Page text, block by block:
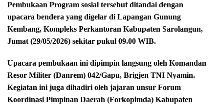
Pembukaan Program sosial tersebut ditandai dengan
upacara bendera yang digelar di Lapangan Gunung
Kembang, Kompleks Perkantoran Kabupaten Sarolangun,
Jumat (29/05/2026) sekitar pukul 09.00 WIB.
Upacara pembukaan ini dipimpin langsung oleh Komandan
Resor Militer (Danrem) 042/Gapu, Brigjen TNI Nyamin.
Kegiatan ini juga dihadiri oleh jajaran unsur Forum
Koordinasi Pimpinan Daerah (Forkopimda) Kabupaten